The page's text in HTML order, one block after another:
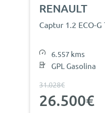
RENAULT
Captur 1.2 ECO-G
6.557 kms
GPL Gasolina
31.028€
26.500€